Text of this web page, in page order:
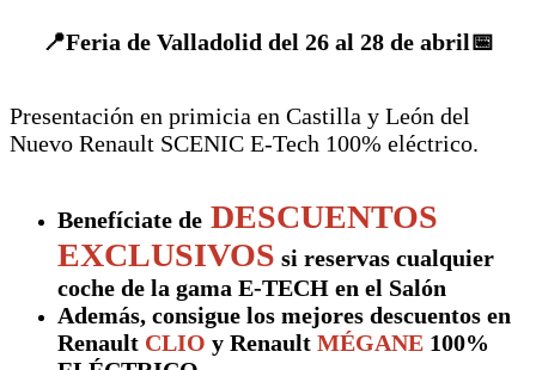
📍Feria de Valladolid del 26 al 28 de abril📅
Presentación en primicia en Castilla y León del
Nuevo Renault SCENIC E-Tech 100% eléctrico.
Benefíciate de DESCUENTOS
EXCLUSIVOS si reservas cualquier
coche de la gama E-TECH en el Salón
Además, consigue los mejores descuentos en
Renault CLIO y Renault MÉGANE 100%